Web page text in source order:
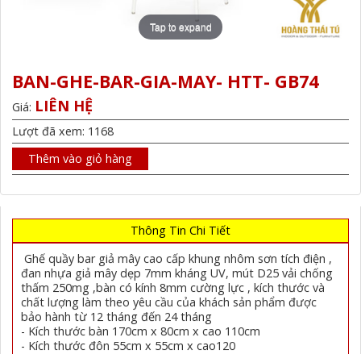
Tap to expand
BAN-GHE-BAR-GIA-MAY- HTT- GB74
Giá: LIÊN HỆ
Lượt đã xem: 1168
Thêm vào giỏ hàng
Thông Tin Chi Tiết
Ghế quầy bar giả mây cao cấp khung nhôm sơn tích điện ,
đan nhựa giả mây dẹp 7mm kháng UV, mút D25 vải chống
thấm 250mg ,bàn có kính 8mm cường lực , kích thước và
chất lượng làm theo yêu cầu của khách sản phẩm được
bảo hành từ 12 tháng đến 24 tháng
- Kích thước bàn 170cm x 80cm x cao 110cm
- Kích thước đôn 55cm x 55cm x cao120